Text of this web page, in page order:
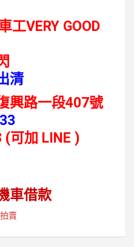
工VERY GOOD
清
興路一段407號
可加 LINE )
車借款
賣